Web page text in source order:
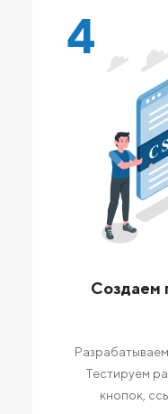
4
Создаем
Тестируем
кнопок,